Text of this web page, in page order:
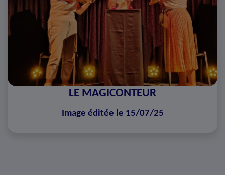
LE MAGICONTEUR
Image éditée le 15/07/25